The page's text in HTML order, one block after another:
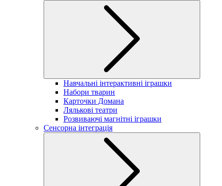
Навчальні інтерактивні іграшки
Набори тварин
Карточки Домана
Лялькові театри
Розвиваючі магнітні іграшки
Сенсорна інтеграція